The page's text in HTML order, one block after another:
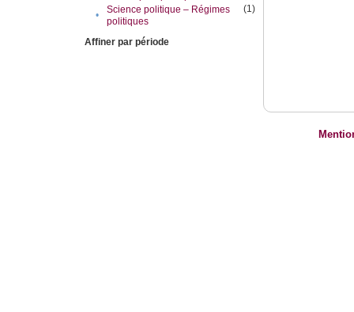
•
Science politique – Régimes
politiques
(1)
Affiner par période